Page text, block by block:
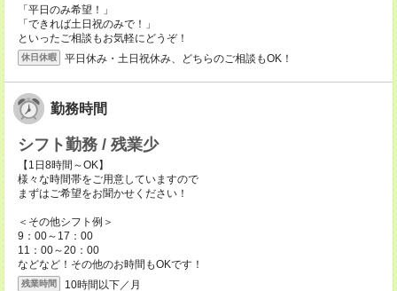
「平日のみ希望！」
「できれば土日祝のみで！」
といったご相談もお気軽にどうぞ！
休日休暇 平日休み・土日祝休み、どちらのご相談もOK！
勤務時間
シフト勤務 / 残業少
【1日8時間～OK】
様々な時間帯をご用意していますので
まずはご希望をお聞かせください！
＜その他シフト例＞
9：00～17：00
11：00～20：00
などなど！その他のお時間もOKです！
残業時間 10時間以下／月